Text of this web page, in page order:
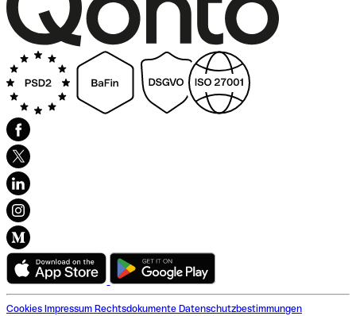
Cookies Impressum Rechtsdokumente Datenschutzbestimmungen